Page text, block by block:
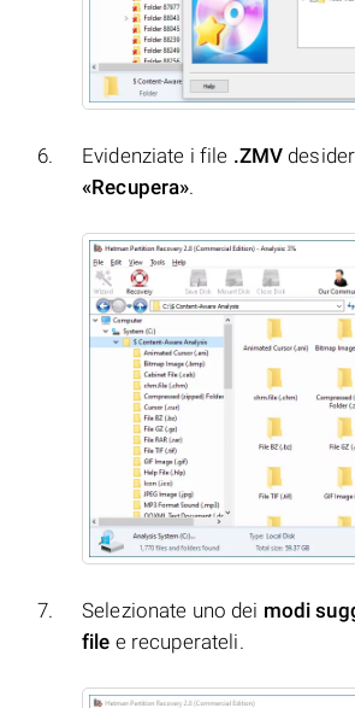
Evidenziate i file .ZMV
«Recupera».
Selezionate uno dei modi
file e recuperateli.